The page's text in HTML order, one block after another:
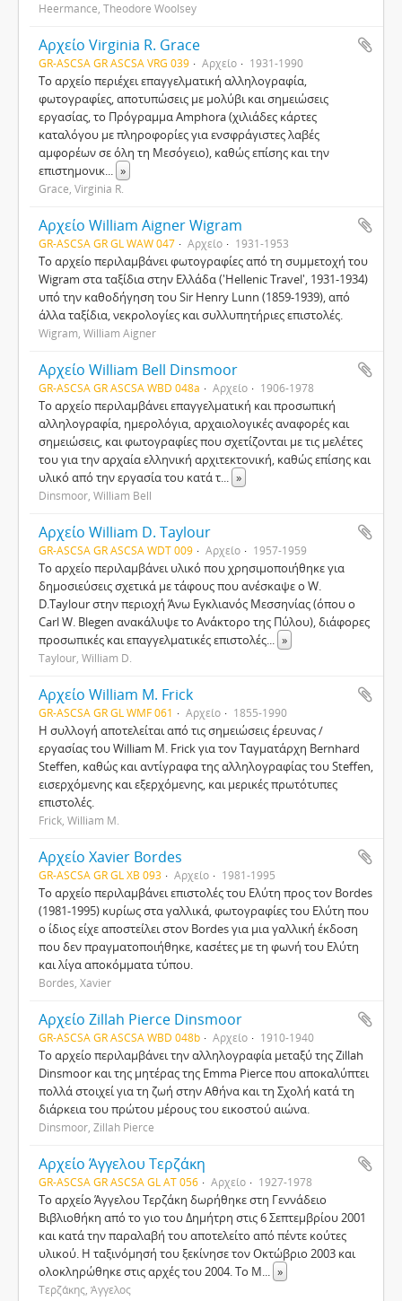
Heermance, Theodore Woolsey
Αρχείο Virginia R. Grace
GR-ASCSA GR ASCSA VRG 039 Αρχείο 1931-1990
Το αρχείο περιέχει επαγγελματική αλληλογραφία,
φωτογραφίες, αποτυπώσεις με μολύβι και σημειώσεις
εργασίας, το Πρόγραμμα Amphora (χιλιάδες κάρτες
καταλόγου με πληροφορίες για ενσφράγιστες λαβές
αμφορέων σε όλη τη Μεσόγειο), καθώς επίσης και την
επιστημονικ... »
Grace, Virginia R.
Αρχείο William Aigner Wigram
GR-ASCSA GR GL WAW 047 Αρχείο 1931-1953
Το αρχείο περιλαμβάνει φωτογραφίες από τη συμμετοχή του
Wigram στα ταξίδια στην Ελλάδα ('Hellenic Travel', 1931-1934)
υπό την καθοδήγηση του Sir Henry Lunn (1859-1939), από
άλλα ταξίδια, νεκρολογίες και συλλυπητήριες επιστολές.
Wigram, William Aigner
Αρχείο William Bell Dinsmoor
GR-ASCSA GR ASCSA WBD 048a Αρχείο 1906-1978
Το αρχείο περιλαμβάνει επαγγελματική και προσωπική
αλληλογραφία, ημερολόγια, αρχαιολογικές αναφορές και
σημειώσεις, και φωτογραφίες που σχετίζονται με τις μελέτες
του για την αρχαία ελληνική αρχιτεκτονική, καθώς επίσης και
υλικό από την εργασία του κατά τ... »
Dinsmoor, William Bell
Αρχείο William D. Taylour
GR-ASCSA GR ASCSA WDT 009 Αρχείο 1957-1959
Το αρχείο περιλαμβάνει υλικό που χρησιμοποιήθηκε για
δημοσιεύσεις σχετικά με τάφους που ανέσκαψε ο W.
D.Taylour στην περιοχή Άνω Εγκλιανός Μεσσηνίας (όπου ο
Carl W. Blegen ανακάλυψε το Ανάκτορο της Πύλου), διάφορες
προσωπικές και επαγγελματικές επιστολές... »
Taylour, William D.
Αρχείο William M. Frick
GR-ASCSA GR GL WMF 061 Αρχείο 1855-1990
Η συλλογή αποτελείται από τις σημειώσεις έρευνας /
εργασίας του William M. Frick για τον Ταγματάρχη Bernhard
Steffen, καθώς και αντίγραφα της αλληλογραφίας του Steffen,
εισερχόμενης και εξερχόμενης, και μερικές πρωτότυπες
επιστολές.
Frick, William M.
Αρχείο Xavier Bordes
GR-ASCSA GR GL XB 093 Αρχείο 1981-1995
Το αρχείο περιλαμβάνει επιστολές του Ελύτη προς τον Bordes
(1981-1995) κυρίως στα γαλλικά, φωτογραφίες του Ελύτη που
ο ίδιος είχε αποστείλει στον Bordes για μια γαλλική έκδοση
που δεν πραγματοποιήθηκε, κασέτες με τη φωνή του Ελύτη
και λίγα αποκόμματα τύπου.
Bordes, Xavier
Αρχείο Zillah Pierce Dinsmoor
GR-ASCSA GR ASCSA WBD 048b Αρχείο 1910-1940
Το αρχείο περιλαμβάνει την αλληλογραφία μεταξύ της Zillah
Dinsmoor και της μητέρας της Emma Pierce που αποκαλύπτει
πολλά στοιχεί για τη ζωή στην Αθήνα και τη Σχολή κατά τη
διάρκεια του πρώτου μέρους του εικοστού αιώνα.
Dinsmoor, Zillah Pierce
Αρχείο Άγγελου Τερζάκη
GR-ASCSA GR ASCSA GL AT 056 Αρχείο 1927-1978
Το αρχείο Άγγελου Τερζάκη δωρήθηκε στη Γεννάδειο
Βιβλιοθήκη από το γιο του Δημήτρη στις 6 Σεπτεμβρίου 2001
και κατά την παραλαβή του αποτελείτο από πέντε κούτες
υλικού. Η ταξινόμησή του ξεκίνησε τον Οκτώβριο 2003 και
ολοκληρώθηκε στις αρχές του 2004. Το Μ... »
Τερζάκης, Άγγελος